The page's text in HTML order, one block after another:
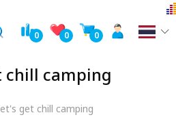
0 0 0
chill camping
get chill camping